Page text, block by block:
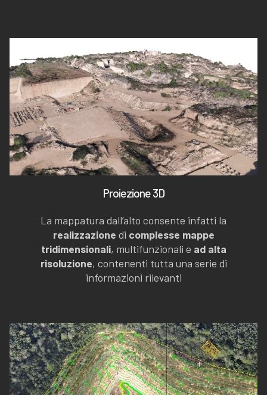
Proiezione 3D
La mappatura dall’alto consente infatti la
realizzazione di complesse mappe
tridimensionali, multifunzionali e ad alta
risoluzione, contenenti tutta una serie di
informazioni rilevanti